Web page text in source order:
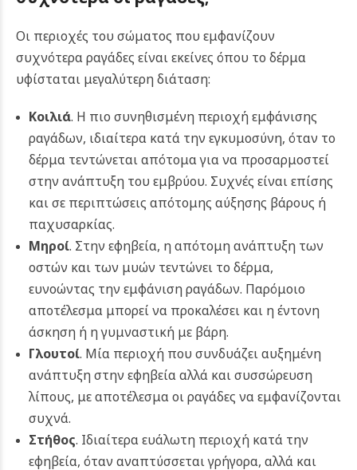
Οι περιοχές του σώματος που εμφανίζουν
συχνότερα ραγάδες είναι εκείνες όπου το δέρμα
υφίσταται μεγαλύτερη διάταση:
Κοιλιά. Η πιο συνηθισμένη περιοχή εμφάνισης
ραγάδων, ιδιαίτερα κατά την εγκυμοσύνη, όταν το
δέρμα τεντώνεται απότομα για να προσαρμοστεί
στην ανάπτυξη του εμβρύου. Συχνές είναι επίσης
και σε περιπτώσεις απότομης αύξησης βάρους ή
παχυσαρκίας.
Μηροί. Στην εφηβεία, η απότομη ανάπτυξη των
οστών και των μυών τεντώνει το δέρμα,
ευνοώντας την εμφάνιση ραγάδων. Παρόμοιο
αποτέλεσμα μπορεί να προκαλέσει και η έντονη
άσκηση ή η γυμναστική με βάρη.
Γλουτοί. Μία περιοχή που συνδυάζει αυξημένη
ανάπτυξη στην εφηβεία αλλά και συσσώρευση
λίπους, με αποτέλεσμα οι ραγάδες να εμφανίζονται
συχνά.
Στήθος. Ιδιαίτερα ευάλωτη περιοχή κατά την
εφηβεία, όταν αναπτύσσεται γρήγορα, αλλά και